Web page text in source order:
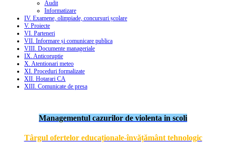
Audit
Informatizare
IV. Examene, olimpiade, concursuri școlare
V. Proiecte
VI. Parteneri
VII. Informare și comunicare publica
VIII. Documente manageriale
IX. Anticoruptie
X. Atentionari meteo
XI. Proceduri formalizate
XII. Hotarari CA
XIII. Comunicate de presa
Managementul cazurilor de violenta in scoli
Târgul ofertelor educaționale-învățământ tehnologic